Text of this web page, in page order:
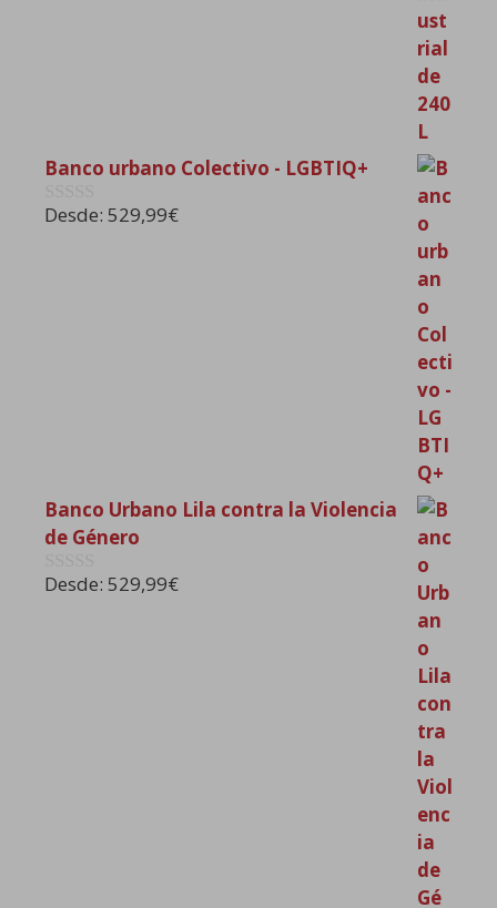
Banco urbano Colectivo - LGBTIQ+
0
Desde: 529,99€
Banco Urbano Lila contra la Violencia
de Género
0
Desde: 529,99€